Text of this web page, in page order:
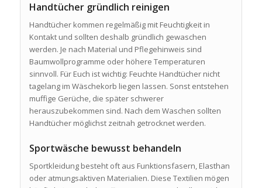
Handtücher gründlich reinigen
Handtücher kommen regelmäßig mit Feuchtigkeit in
Kontakt und sollten deshalb gründlich gewaschen
werden. Je nach Material und Pflegehinweis sind
Baumwollprogramme oder höhere Temperaturen
sinnvoll. Für Euch ist wichtig: Feuchte Handtücher nicht
tagelang im Wäschekorb liegen lassen. Sonst entstehen
muffige Gerüche, die später schwerer
herauszubekommen sind. Nach dem Waschen sollten
Handtücher möglichst zeitnah getrocknet werden.
Sportwäsche bewusst behandeln
Sportkleidung besteht oft aus Funktionsfasern, Elasthan
oder atmungsaktiven Materialien. Diese Textilien mögen